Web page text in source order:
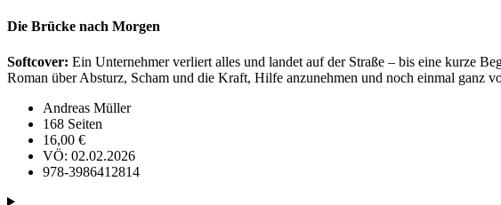
Die Brücke nach Morgen
Softcover: Ein Unternehmer verliert alles und landet auf der Straße – bis eine kurze
Roman über Absturz, Scham und die Kraft, Hilfe anzunehmen und noch einmal ganz
Andreas Müller
168 Seiten
16,00 €
VÖ: 02.02.2026
978-3986412814